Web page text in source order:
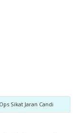
Sikat Jaran Candi
Barang Bukti Senilai 8